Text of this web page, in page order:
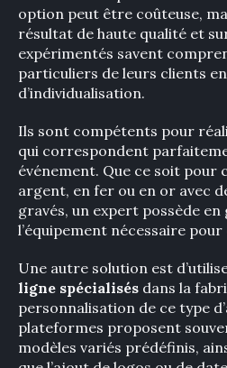
option peut être coûteuse,
résultat de haute qualité et
expérimentés savent
particuliers de leurs clients
d’individualisation.
Ils sont compétents pour
qui correspondent
événement. Que ce soit pour
argent, en fer ou en or avec
gravés, un expert possède
l’équipement nécessaire
Une autre solution est
ligne spécialisés dans la
personnalisation de ce type
plateformes proposent
modèles variés prédéfinis,
Rechercher
: